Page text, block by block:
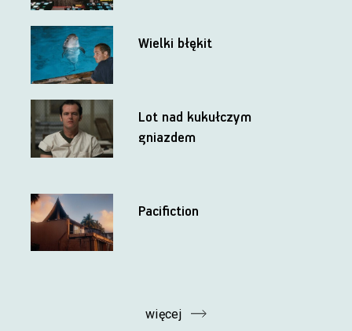
Wielki błękit
Lot nad kukułczym
gniazdem
Pacifiction
więcej